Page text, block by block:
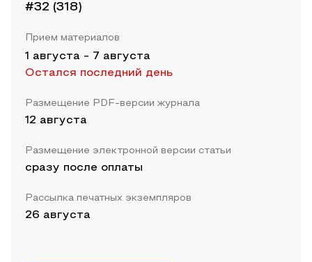
#32 (318)
Прием материалов
1 августа - 7 августа
Остался последний день
Размещение PDF-версии журнала
12 августа
Размещение электронной версии статьи
сразу после оплаты
Рассылка печатных экземпляров
26 августа